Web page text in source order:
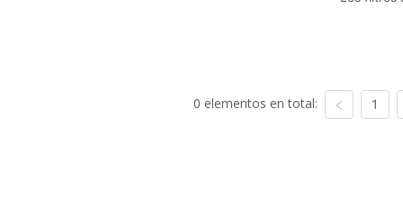
0 elementos en total: 1